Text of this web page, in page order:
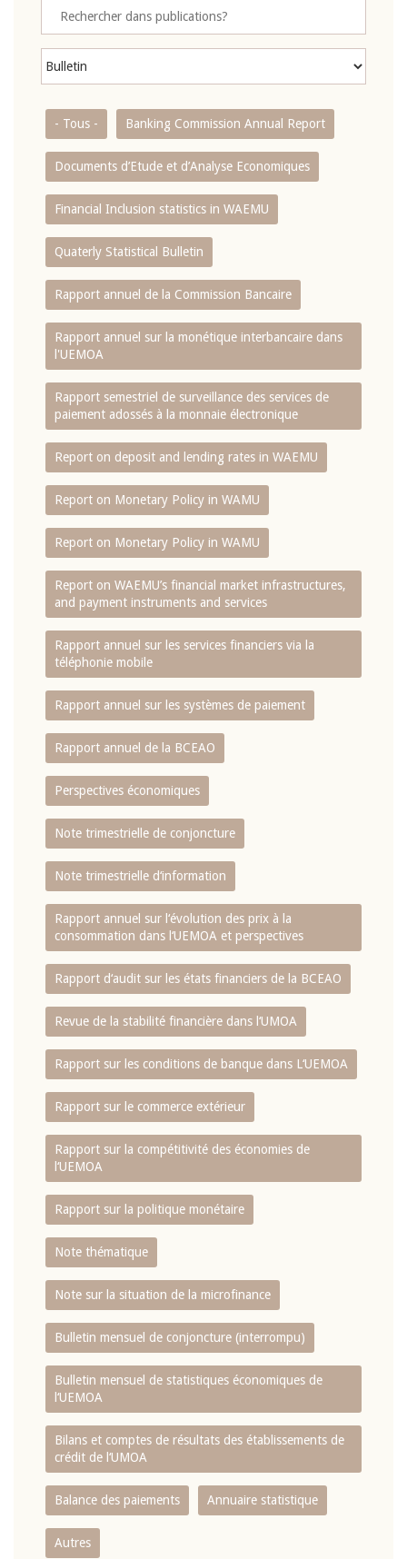
- Tous - Banking Commission Annual Report
Documents d’Etude et d’Analyse Economiques
Financial Inclusion statistics in WAEMU
Quaterly Statistical Bulletin
Rapport annuel de la Commission Bancaire
Rapport annuel sur la monétique interbancaire dans
l'UEMOA
Rapport semestriel de surveillance des services de
paiement adossés à la monnaie électronique
Report on deposit and lending rates in WAEMU
Report on Monetary Policy in WAMU
Report on Monetary Policy in WAMU
Report on WAEMU’s financial market infrastructures,
and payment instruments and services
Rapport annuel sur les services financiers via la
téléphonie mobile
Rapport annuel sur les systèmes de paiement
Rapport annuel de la BCEAO
Perspectives économiques
Note trimestrielle de conjoncture
Note trimestrielle d‘information
Rapport annuel sur l‘évolution des prix à la
consommation dans l‘UEMOA et perspectives
Rapport d‘audit sur les états financiers de la BCEAO
Revue de la stabilité financière dans l‘UMOA
Rapport sur les conditions de banque dans L‘UEMOA
Rapport sur le commerce extérieur
Rapport sur la compétitivité des économies de
l‘UEMOA
Rapport sur la politique monétaire
Note thématique
Note sur la situation de la microfinance
Bulletin mensuel de conjoncture (interrompu)
Bulletin mensuel de statistiques économiques de
l‘UEMOA
Bilans et comptes de résultats des établissements de
crédit de l‘UMOA
Balance des paiements Annuaire statistique
Autres